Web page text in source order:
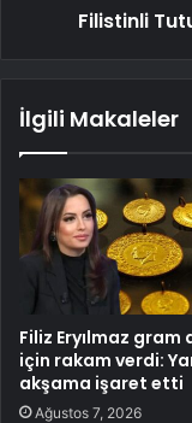
Filistinli
İlgili Makaleler
Filiz Eryılmaz gram
için rakam verdi:
akşama işaret etti
Ağustos 7, 2026